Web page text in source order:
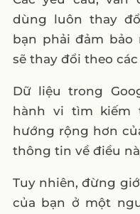
dùng luôn thay
bạn phải đảm bảo
sẽ thay đổi theo
Dữ liệu trong
hành vi tìm kiếm
hướng rộng hơn
thông tin về điều
Tuy nhiên, đừng
của bạn ở một